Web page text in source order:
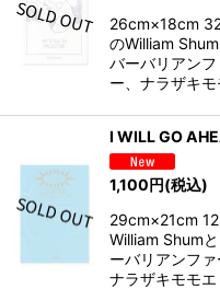
26cm×18cm
のWilliam
バーバリアン
ー、ナラザキ
I WILL GO
1,100円(税込)
29cm×21cm
William Shum
ーバリアンファ
ナラザキモモ